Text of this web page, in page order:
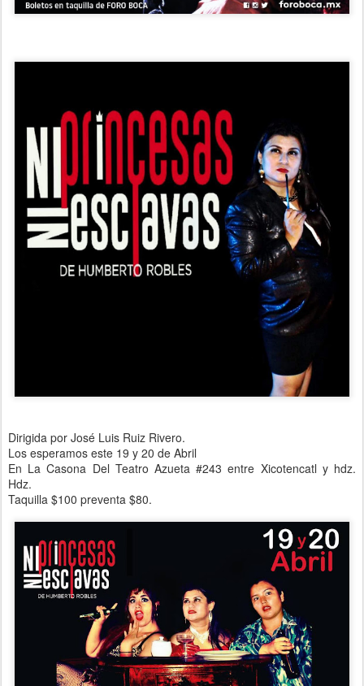
Dirigida por José Luis Ruiz Rivero.
Los esperamos este 19 y 20 de Abril
En La Casona Del Teatro Azueta #243 entre Xicotencatl y hdz.
Hdz.
Taquilla $100 preventa $80.